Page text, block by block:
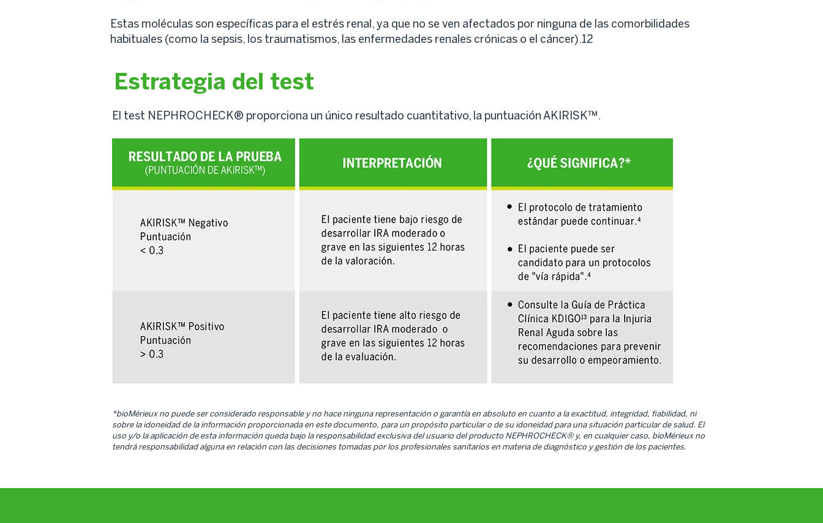
Estas moléculas son específicas para el estrés renal, ya que no se ven afectados por ninguna de las comorbilidades
habituales (como la sepsis, los traumatismos, las enfermedades renales crónicas o el cáncer).12
Estrategia del test
El test NEPHROCHECK® proporciona un único resultado cuantitativo, la puntuación AKIRISK™.
*bioMérieux no puede ser considerado responsable y no hace ninguna representación o garantía en absoluto en cuanto a la exactitud, integridad, fiabilidad, ni
sobre la idoneidad de la información proporcionada en este documento, para un propósito particular o de su idoneidad para una situación particular de salud. El
uso y/o la aplicación de esta información queda bajo la responsabilidad exclusiva del usuario del producto NEPHROCHECK® y, en cualquier caso, bioMérieux no
tendrá responsabilidad alguna en relación con las decisiones tomadas por los profesionales sanitarios en materia de diagnóstico y gestión de los pacientes.